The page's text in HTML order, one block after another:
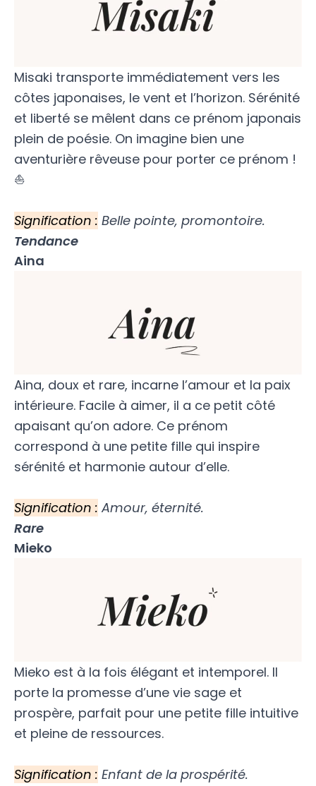
Misaki transporte immédiatement vers les
côtes japonaises, le vent et l’horizon. Sérénité
et liberté se mêlent dans ce prénom japonais
plein de poésie. On imagine bien une
aventurière rêveuse pour porter ce prénom !
⛵
Signification : Belle pointe, promontoire.
Tendance
Aina
Aina, doux et rare, incarne l’amour et la paix
intérieure. Facile à aimer, il a ce petit côté
apaisant qu’on adore. Ce prénom
correspond à une petite fille qui inspire
sérénité et harmonie autour d’elle.
Signification : Amour, éternité.
Rare
Mieko
Mieko est à la fois élégant et intemporel. Il
porte la promesse d’une vie sage et
prospère, parfait pour une petite fille intuitive
et pleine de ressources.
Signification : Enfant de la prospérité.